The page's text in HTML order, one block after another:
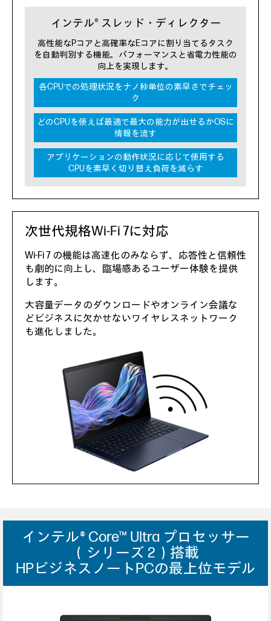
インテル® スレッド・ディレクター
高性能なPコアと高確率なEコアに割り当てるタスク
を自動判別する機能。パフォーマンスと省電力性能の
向上を実現します。
各CPUでの処理状況をナノ秒単位の素早さでチェッ
ク
どのCPUを使えば最適で最大の能力が出せるかOSに
情報を流す
アプリケーションの動作状況に応じて使用する
CPUを素早く切り替え負荷を減らす
次世代規格Wi-Fi 7に対応
Wi-Fi 7 の機能は高速化のみならず、応答性と信頼性
も劇的に向上し、臨場感あるユーザー体験を提供
します。
大容量データのダウンロードやオンライン会議な
どビジネスに欠かせないワイヤレスネットワーク
も進化しました。
インテル® Core™ Ultra プロセッサー
（シリーズ 2）搭載
HPビジネスノートPCの最上位モデル